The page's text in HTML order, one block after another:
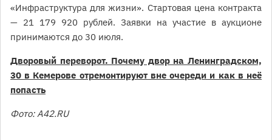
«Инфраструктура для жизни». Стартовая цена контракта
— 21 179 920 рублей. Заявки на участие в аукционе
принимаются до 30 июля.
Дворовый переворот. Почему двор на Ленинградском,
30 в Кемерове отремонтируют вне очереди и как в неё
попасть
Фото: A42.RU